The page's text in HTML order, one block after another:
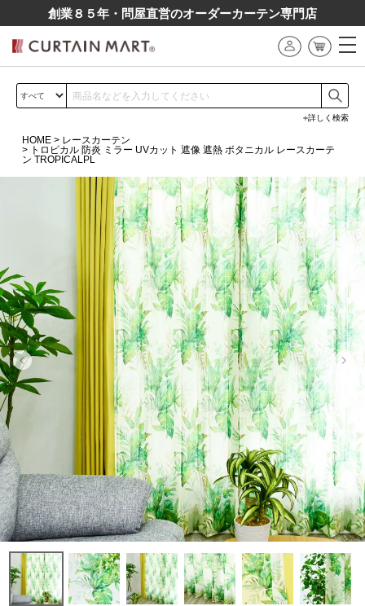
創業８５年・問屋直営のオーダーカーテン専⾨店
詳しく検索
HOME
レースカーテン
トロピカル 防炎 ミラー UVカット 遮像 遮熱 ボタニカル レースカーテ
ン TROPICALPL